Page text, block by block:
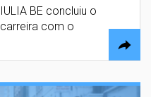
BE concluiu o
com o